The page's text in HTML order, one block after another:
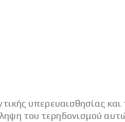
υπερευαισθησίας και
του τερηδονισμού